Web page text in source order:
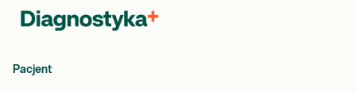
Pacjent